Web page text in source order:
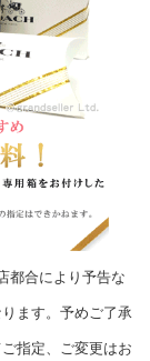
都合により予告な
ます。予めご了承
指定、ご変更はお